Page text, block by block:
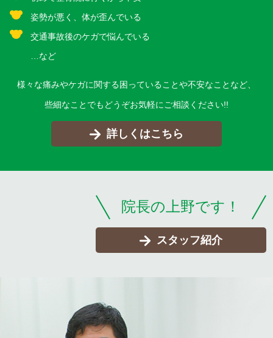
姿勢が悪く、体が歪んでいる
交通事故後のケガで悩んでいる
…など
様々な痛みやケガに関する困っていることや不安なことなど、
些細なことでもどうぞお気軽にご相談ください!!
詳しくはこちら
院長の上野です！
スタッフ紹介